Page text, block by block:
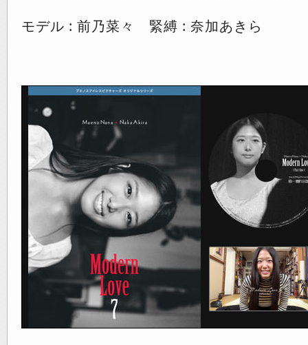
モデル : 前乃菜々 緊縛 : 奈加あきら